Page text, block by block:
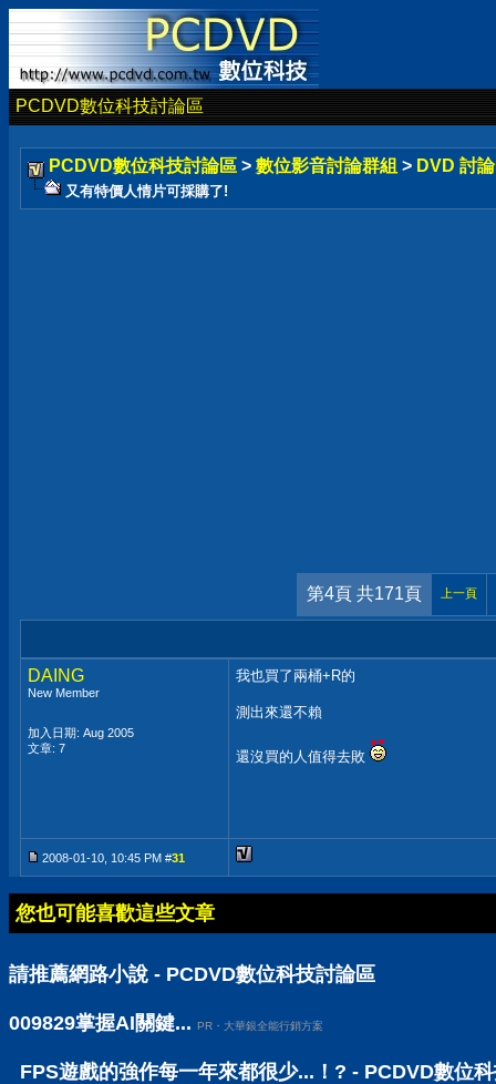
PCDVD數位科技討論區
PCDVD數位科技討論區 > 數位影音討論群組 > DVD 討
又有特價人情片可採購了!
第4頁 共171頁 上一頁
DAING
New Member
加入日期: Aug 2005
文章: 7
我也買了兩桶+R的
測出來還不賴
還沒買的人值得去敗
2008-01-10, 10:45 PM #31
您也可能喜歡這些文章
請推薦網路小說 - PCDVD數位科技討論區
009829掌握AI關鍵... PR・大華銀全能行銷方案
FPS遊戲的強作每一年來都很少...！? - PCDVD數位